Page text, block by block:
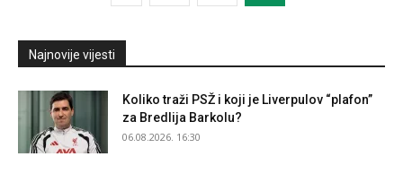
Najnovije vijesti
Koliko traži PSŽ i koji je Liverpulov “plafon”
za Bredlija Barkolu?
06.08.2026. 16:30